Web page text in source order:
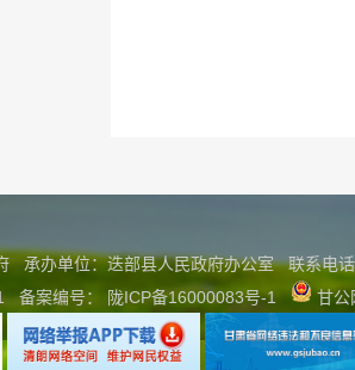
承办单位：迭部县人民政府办公室联系电
备案编号： 陇ICP备16000083号-1 甘公